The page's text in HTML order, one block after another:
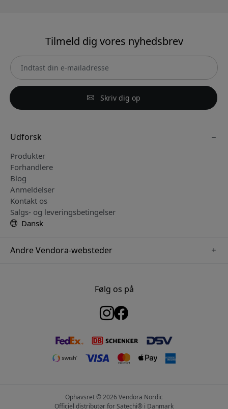
Tilmeld dig vores nyhedsbrev
Skriv dig op
Udforsk
Produkter
Forhandlere
Blog
Anmeldelser
Kontakt os
Salgs- og leveringsbetingelser
Dansk
Andre Vendora-websteder
www.pipetto.se
Følg os på
Ophavsret © 2026 Vendora Nordic
Officiel distributør for Satechi® i Danmark